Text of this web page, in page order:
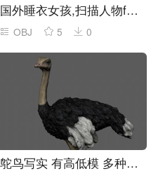
国外睡衣女孩,扫描人物fbx,obj模型
OBJ 5 0
鸵鸟写实 有高低模 多种格式